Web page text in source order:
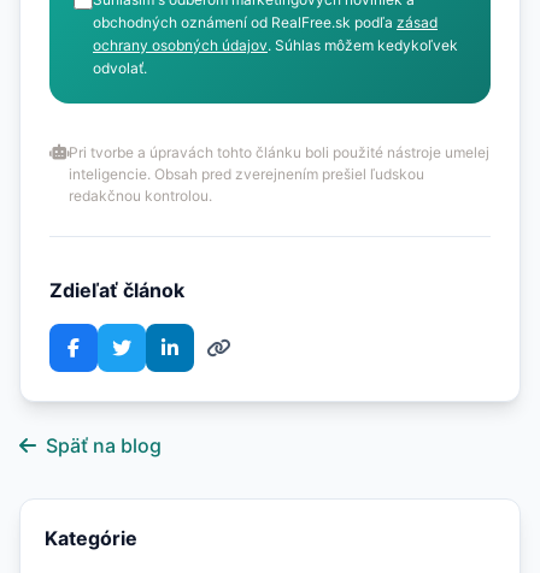
obchodných oznámení od RealFree.sk podľa zásad
ochrany osobných údajov. Súhlas môžem kedykoľvek
odvolať.
Pri tvorbe a úpravách tohto článku boli použité nástroje umelej
inteligencie. Obsah pred zverejnením prešiel ľudskou
redakčnou kontrolou.
Zdieľať článok
Späť na blog
Kategórie